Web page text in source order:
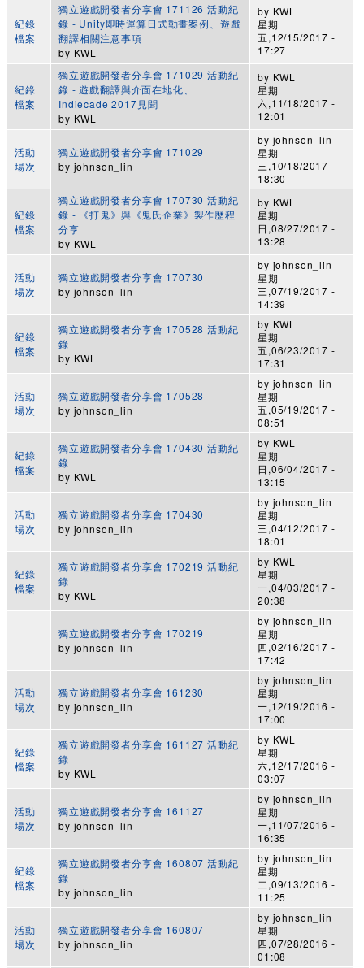
紀錄
檔案
獨立遊戲開發者分享會 171126 活動紀
錄 - Unity即時運算日式動畫案例、遊戲
翻譯相關注意事項
by KWL
by KWL
星期
五,12/15/2017 -
17:27
紀錄
檔案
獨立遊戲開發者分享會 171029 活動紀
錄 - 遊戲翻譯與介面在地化、
Indiecade 2017見聞
by KWL
by KWL
星期
六,11/18/2017 -
12:01
活動
場次
獨立遊戲開發者分享會 171029
by johnson_lin
by johnson_lin
星期
三,10/18/2017 -
18:30
紀錄
檔案
獨立遊戲開發者分享會 170730 活動紀
錄 - 《打鬼》與《鬼氏企業》製作歷程
分享
by KWL
by KWL
星期
日,08/27/2017 -
13:28
活動
場次
獨立遊戲開發者分享會 170730
by johnson_lin
by johnson_lin
星期
三,07/19/2017 -
14:39
紀錄
檔案
獨立遊戲開發者分享會 170528 活動紀
錄
by KWL
by KWL
星期
五,06/23/2017 -
17:31
活動
場次
獨立遊戲開發者分享會 170528
by johnson_lin
by johnson_lin
星期
五,05/19/2017 -
08:51
紀錄
檔案
獨立遊戲開發者分享會 170430 活動紀
錄
by KWL
by KWL
星期
日,06/04/2017 -
13:15
活動
場次
獨立遊戲開發者分享會 170430
by johnson_lin
by johnson_lin
星期
三,04/12/2017 -
18:01
紀錄
檔案
獨立遊戲開發者分享會 170219 活動紀
錄
by KWL
by KWL
星期
一,04/03/2017 -
20:38
獨立遊戲開發者分享會 170219
by johnson_lin
by johnson_lin
星期
四,02/16/2017 -
17:42
活動
場次
獨立遊戲開發者分享會 161230
by johnson_lin
by johnson_lin
星期
一,12/19/2016 -
17:00
紀錄
檔案
獨立遊戲開發者分享會 161127 活動紀
錄
by KWL
by KWL
星期
六,12/17/2016 -
03:07
活動
場次
獨立遊戲開發者分享會 161127
by johnson_lin
by johnson_lin
星期
一,11/07/2016 -
16:35
紀錄
檔案
獨立遊戲開發者分享會 160807 活動紀
錄
by johnson_lin
by johnson_lin
星期
二,09/13/2016 -
11:25
活動
場次
獨立遊戲開發者分享會 160807
by johnson_lin
by johnson_lin
星期
四,07/28/2016 -
01:08